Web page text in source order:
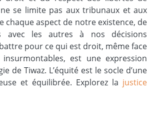
ne se limite pas aux tribunaux et aux
chaque aspect de notre existence, de
avec les autres à nos décisions
pour ce qui est droit, même face
est une expression
de Tiwaz. L’équité est le socle d’une
et équilibrée. Explorez la justice